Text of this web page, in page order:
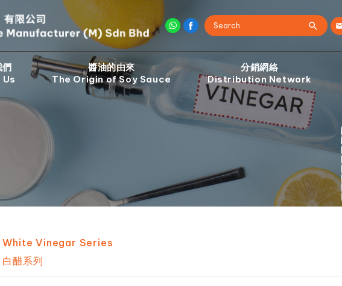
們
醬油的由來
The Origin of Soy Sauce
分銷網絡
Distribution Network
White Vinegar Series
白醋系列